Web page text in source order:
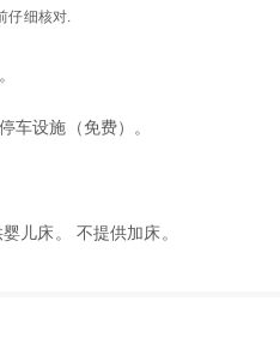
仔细核对.
车设施（免费）。
儿床。 不提供加床。